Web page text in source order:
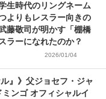
生時代のリングネーム
よりもレスラー向きの
藤敬司が明かす「棚橋
ラーになれたのか？
2026/01/04
』》父ジョセフ・ジャ
ンゴ オフィシャルイ